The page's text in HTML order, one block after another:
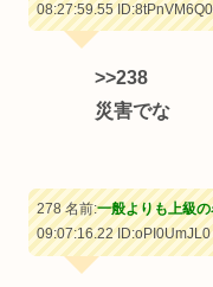
08:27:59.55ID:8tPnVM6Q0
>>238
災害でな
278 名前:一般よりも上級
09:07:16.22ID:oPI0UmJL0